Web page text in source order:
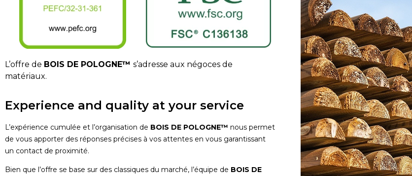
L’offre de BOIS DE POLOGNE™ s’adresse aux négoces de
matériaux.
Experience and quality at your service
L’expérience cumulée et l’organisation de BOIS DE POLOGNE™ nous permet
de vous apporter des réponses précises à vos attentes en vous garantissant
un contact de proximité.
Bien que l’offre se base sur des classiques du marché, l’équipe de BOIS DE